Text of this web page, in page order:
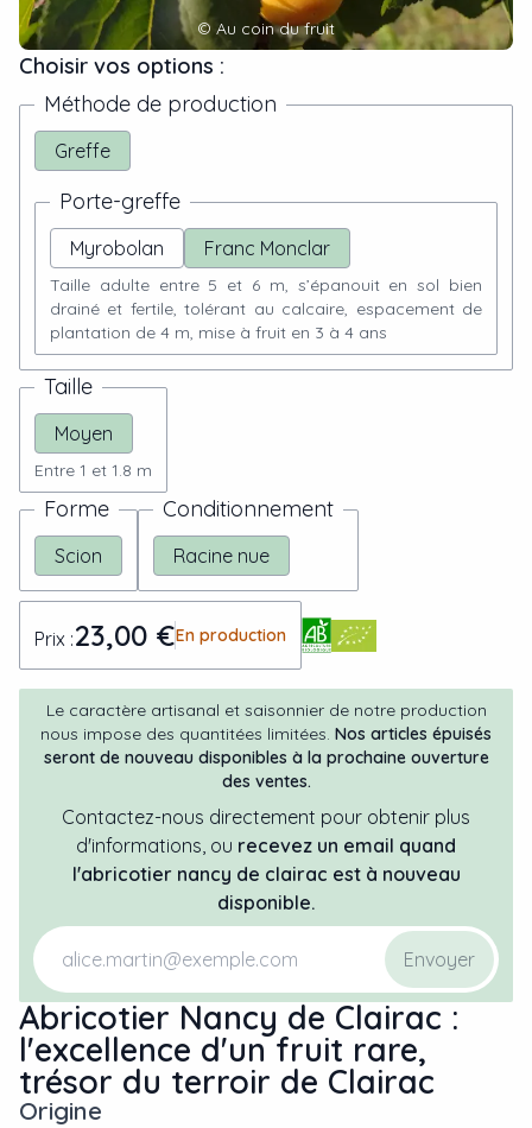
© Au coin du fruit
Choisir vos options :
Méthode de production
Greffe
Porte-greffe
Myrobolan Franc Monclar
Taille adulte entre 5 et 6 m, s’épanouit en sol bien
drainé et fertile, tolérant au calcaire, espacement de
plantation de 4 m, mise à fruit en 3 à 4 ans
Taille
Moyen
Entre 1 et 1.8 m
Forme
Scion
Conditionnement
Racine nue
Prix :23,00 €En production
Le caractère artisanal et saisonnier de notre production
nous impose des quantitées limitées. Nos articles épuisés
seront de nouveau disponibles à la prochaine ouverture
des ventes.
Contactez-nous directement pour obtenir plus
d'informations, ou recevez un email quand
l'abricotier nancy de clairac est à nouveau
disponible.
Envoyer
Abricotier Nancy de Clairac :
l'excellence d'un fruit rare,
trésor du terroir de Clairac
Origine